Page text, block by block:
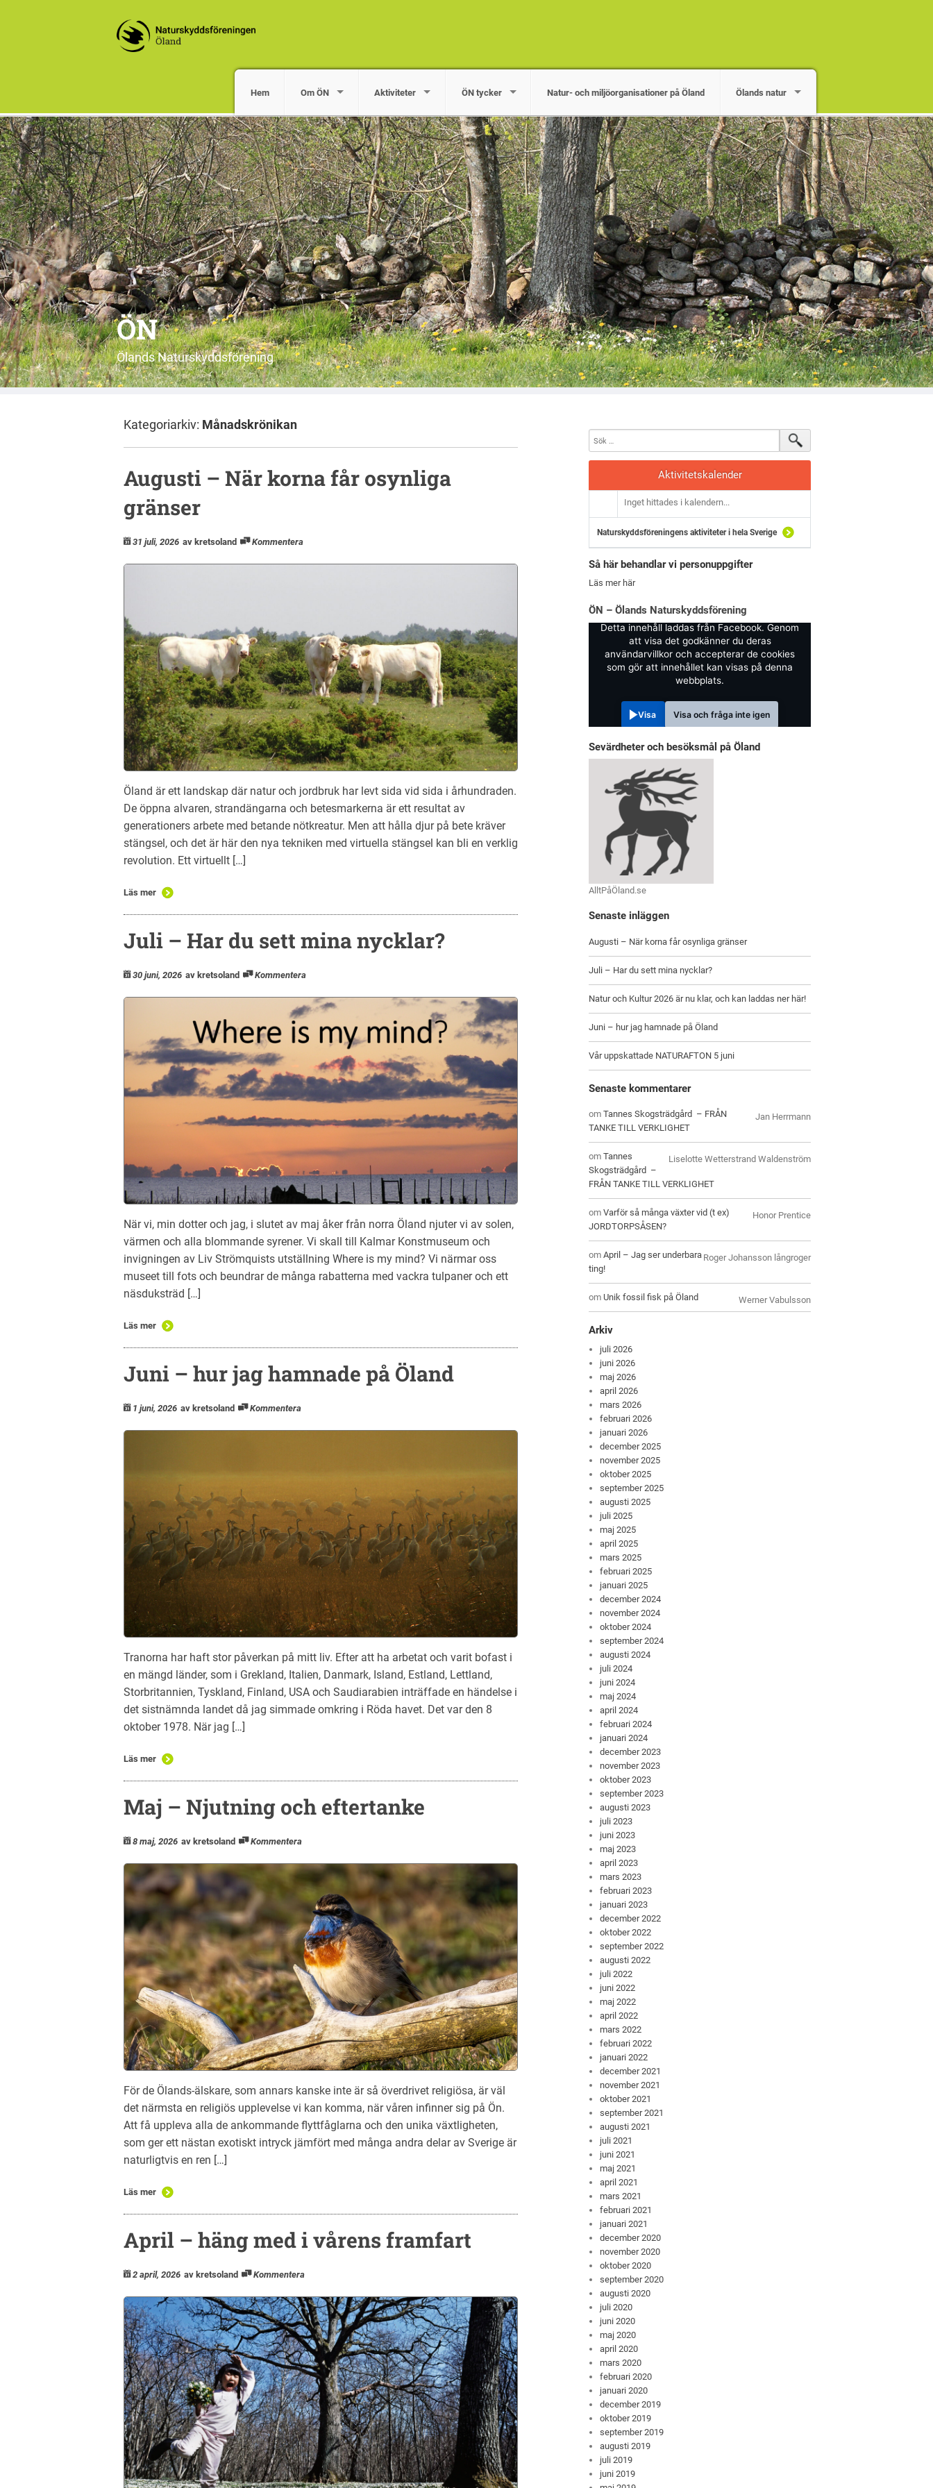
Hem Om ÖN Aktiviteter ÖN tycker Natur- och miljöorganisationer på Öland Ölands natur
ÖN
Ölands Naturskyddsförening
Kategoriarkiv: Månadskrönikan
Augusti – När korna får osynliga
gränser
31 juli, 2026 av kretsoland Kommentera
Öland är ett landskap där natur och jordbruk har levt sida vid sida i århundraden.
De öppna alvaren, strandängarna och betesmarkerna är ett resultat av
generationers arbete med betande nötkreatur. Men att hålla djur på bete kräver
stängsel, och det är här den nya tekniken med virtuella stängsel kan bli en verklig
revolution. Ett virtuellt […]
Läs mer
Juli – Har du sett mina nycklar?
30 juni, 2026 av kretsoland Kommentera
När vi, min dotter och jag, i slutet av maj åker från norra Öland njuter vi av solen,
värmen och alla blommande syrener. Vi skall till Kalmar Konstmuseum och
invigningen av Liv Strömquists utställning Where is my mind? Vi närmar oss
museet till fots och beundrar de många rabatterna med vackra tulpaner och ett
näsduksträd […]
Läs mer
Juni – hur jag hamnade på Öland
1 juni, 2026 av kretsoland Kommentera
Tranorna har haft stor påverkan på mitt liv. Efter att ha arbetat och varit bofast i
en mängd länder, som i Grekland, Italien, Danmark, Island, Estland, Lettland,
Storbritannien, Tyskland, Finland, USA och Saudiarabien inträffade en händelse i
det sistnämnda landet då jag simmade omkring i Röda havet. Det var den 8
oktober 1978. När jag […]
Läs mer
Maj – Njutning och eftertanke
8 maj, 2026 av kretsoland Kommentera
För de Ölands-älskare, som annars kanske inte är så överdrivet religiösa, är väl
det närmsta en religiös upplevelse vi kan komma, när våren infinner sig på Ön.
Att få uppleva alla de ankommande flyttfåglarna och den unika växtligheten,
som ger ett nästan exotiskt intryck jämfört med många andra delar av Sverige är
naturligtvis en ren […]
Läs mer
April – häng med i vårens framfart
2 april, 2026 av kretsoland Kommentera
Aktivitetskalender
Inget hittades i kalendern...
Naturskyddsföreningens aktiviteter i hela Sverige
Så här behandlar vi personuppgifter
Läs mer här
ÖN – Ölands Naturskyddsförening
Detta innehåll laddas från Facebook. Genom
att visa det godkänner du deras
användarvillkor och accepterar de cookies
som gör att innehållet kan visas på denna
webbplats.
Visa Visa och fråga inte igen
Sevärdheter och besöksmål på Öland
AlltPåÖland.se
Senaste inläggen
Augusti – När korna får osynliga gränser
Juli – Har du sett mina nycklar?
Natur och Kultur 2026 är nu klar, och kan laddas ner här!
Juni – hur jag hamnade på Öland
Vår uppskattade NATURAFTON 5 juni
Senaste kommentarer
Jan Herrmann
omTannes Skogsträdgård – FRÅN
TANKE TILL VERKLIGHET
Liselotte Wetterstrand Waldenström
omTannes
Skogsträdgård –
FRÅN TANKE TILL VERKLIGHET
Honor Prentice
omVarför så många växter vid (t ex)
JORDTORPSÅSEN?
Roger Johansson långroger
omApril – Jag ser underbara
ting!
Werner Vabulsson
om Unik fossil fisk på Öland
Arkiv
juli 2026
juni 2026
maj 2026
april 2026
mars 2026
februari 2026
januari 2026
december 2025
november 2025
oktober 2025
september 2025
augusti 2025
juli 2025
maj 2025
april 2025
mars 2025
februari 2025
januari 2025
december 2024
november 2024
oktober 2024
september 2024
augusti 2024
juli 2024
juni 2024
maj 2024
april 2024
februari 2024
januari 2024
december 2023
november 2023
oktober 2023
september 2023
augusti 2023
juli 2023
juni 2023
maj 2023
april 2023
mars 2023
februari 2023
januari 2023
december 2022
oktober 2022
september 2022
augusti 2022
juli 2022
juni 2022
maj 2022
april 2022
mars 2022
februari 2022
januari 2022
december 2021
november 2021
oktober 2021
september 2021
augusti 2021
juli 2021
juni 2021
maj 2021
april 2021
mars 2021
februari 2021
januari 2021
december 2020
november 2020
oktober 2020
september 2020
augusti 2020
juli 2020
juni 2020
maj 2020
april 2020
mars 2020
februari 2020
januari 2020
december 2019
oktober 2019
september 2019
augusti 2019
juli 2019
juni 2019